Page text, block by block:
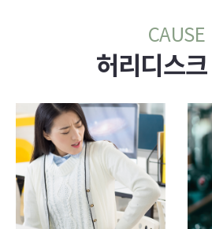
CAUSE
허리디스